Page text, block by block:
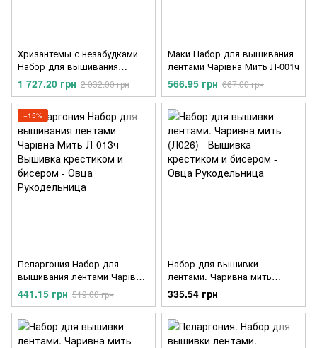
Хризантемы с незабудками
Набор для вышивания
лентами Чарівна Мить Л-010ч
1 727.20 грн 2 032.00 грн
Маки Набор для вышивания
лентами Чарівна Мить Л-001ч
566.95 грн 667.00 грн
−15%
Пеларгония Набор для
вышивания лентами Чарівна
Мить Л-013ч
441.15 грн 519.00 грн
Набор для вышивки
лентами. Чаривна мить
(Л026)
335.54 грн